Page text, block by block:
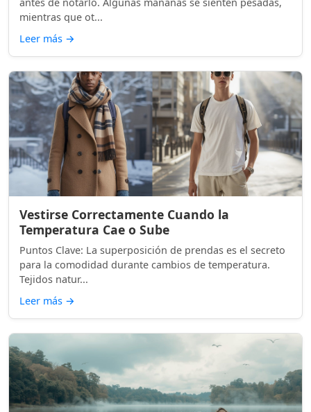
mientras que ot...
Leer más →
Vestirse Correctamente Cuando la
Temperatura Cae o Sube
Puntos Clave: La superposición de prendas es el secreto
para la comodidad durante cambios de temperatura.
Tejidos natur...
Leer más →